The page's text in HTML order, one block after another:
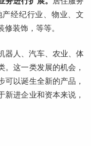
经纪行业、物业、文
装饰，等等。
器人、汽车、农业、体
。这一类发展的机会，
可以诞生全新的产品，
新进企业和资本来说，